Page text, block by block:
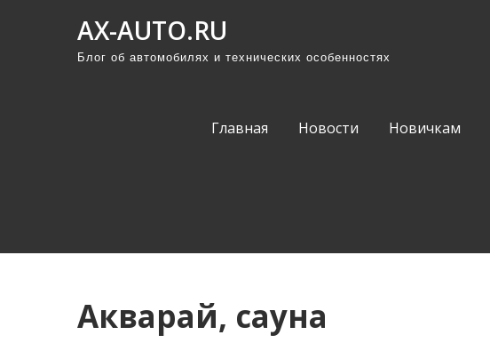
AX-AUTO.RU
Блог об автомобилях и технических особенностях
Главная Новости Новичкам
Акварай, сауна